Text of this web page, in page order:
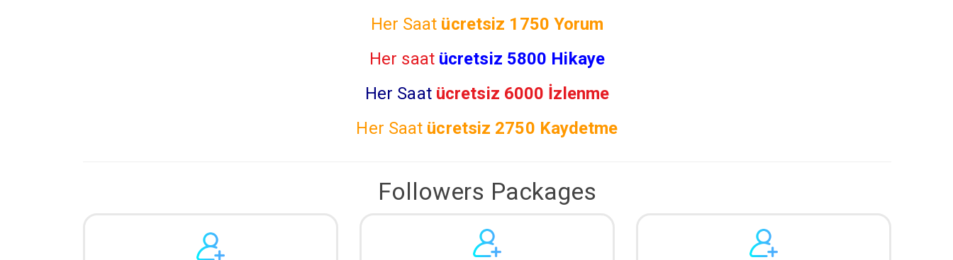
Her Saat ücretsiz 1750 Yorum
Her saat ücretsiz 5800 Hikaye
Her Saat ücretsiz 6000 İzlenme
Her Saat ücretsiz 2750 Kaydetme
Followers Packages